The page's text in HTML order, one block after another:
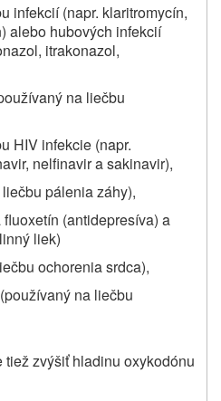
infekcií (napr. klaritromycín,
alebo hubových infekcií
itrakonazol,
na liečbu
HIV infekcie (napr.
nelfinavir a sakinavir),
pálenia záhy),
(antidepresíva) a
liek)
ochorenia srdca),
na liečbu
tiež zvýšiť hladinu oxykodónu